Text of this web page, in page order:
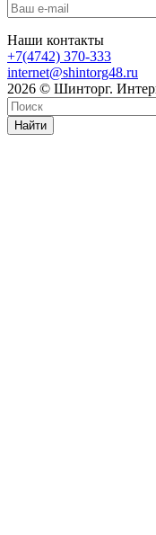
Наши контакты
+7(4742) 370-333
internet@shintorg48.ru
2026 © Шинторг.
Найти